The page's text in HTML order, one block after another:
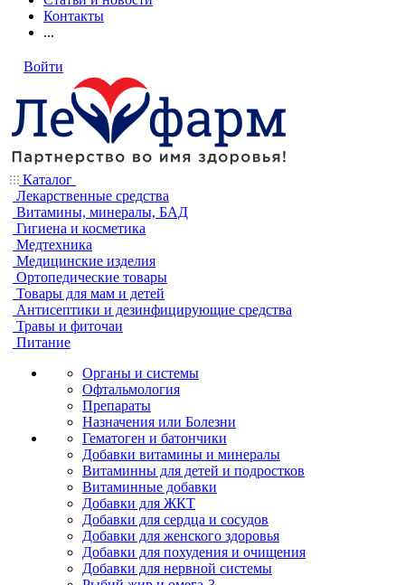
Контакты
...
Войти
Каталог
Лекарственные средства
Витамины, минералы, БАД
Гигиена и косметика
Медтехника
Медицинские изделия
Ортопедические товары
Товары для мам и детей
Антисептики и дезинфицирующие средства
Травы и фиточаи
Питание
Органы и системы
Офтальмология
Препараты
Назначения или Болезни
Гематоген и батончики
Добавки витамины и минералы
Витаминны для детей и подростков
Витаминные добавки
Добавки для ЖКТ
Добавки для сердца и сосудов
Добавки для женского здоровья
Добавки для похудения и очищения
Добавки для нервной системы